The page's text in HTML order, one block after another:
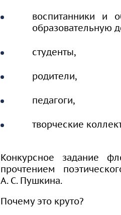
воспитанники и
образовательную
студенты,
родители,
педагоги,
творческие
Конкурсное задание
прочтением
А. С. Пушкина.
Почему это круто?